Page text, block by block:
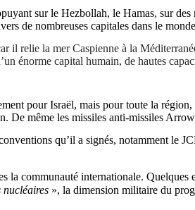
sur le Hezbollah, le Hamas, sur
de nombreuses capitales dans le
il relie la mer Caspienne à la
énorme capital humain, de hautes
pour Israël, mais pour toute la
De même les missiles anti-missiles
qu’il a signés, notamment le
la communauté internationale. Quelques
», la dimension militaire du